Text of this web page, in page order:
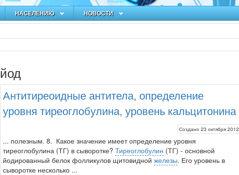
НАСЕЛЕНИЮ НОВОСТИ
йод
Антитиреоидные антитела, определение
уровня тиреоглобулина, уровень кальцитонина
Создано 23 октября 2012
... полезным. 8. Какое значение имеет определение уровня
тиреоглобулина (ТГ) в сыворотке? Тиреоглобулин (ТГ) - основной
йодированный белок фолликулов щитовидной железы. Его уровень в
сыворотке несколько ...